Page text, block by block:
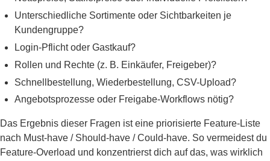
Unterschiedliche Sortimente oder Sichtbarkeiten je
Kundengruppe?
Login-Pflicht oder Gastkauf?
Rollen und Rechte (z. B. Einkäufer, Freigeber)?
Schnellbestellung, Wiederbestellung, CSV-Upload?
Angebotsprozesse oder Freigabe-Workflows nötig?
Das Ergebnis dieser Fragen ist eine priorisierte Feature-Liste
nach Must-have / Should-have / Could-have. So vermeidest du
Feature-Overload und konzentrierst dich auf das, was wirklich